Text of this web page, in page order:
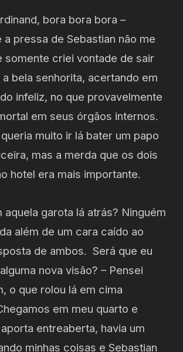
bora bora bora –
a pressa de Sebastian não me
somente criei vontade de sair
a bela senhorita, acertando em
infeliz, no que provavelmente
em seus órgãos internos.
muito ir lá bater um papo
mas a merda que os dois
hotel era mais importante.
garota lá atrás? Ninguém
além de um cara caído ao
de ambos. Será que eu
nova visão? – Pensei
o que rolou lá em cima
em meu quarto e
entreaberta, havia um
minhas coisas e Sebastian